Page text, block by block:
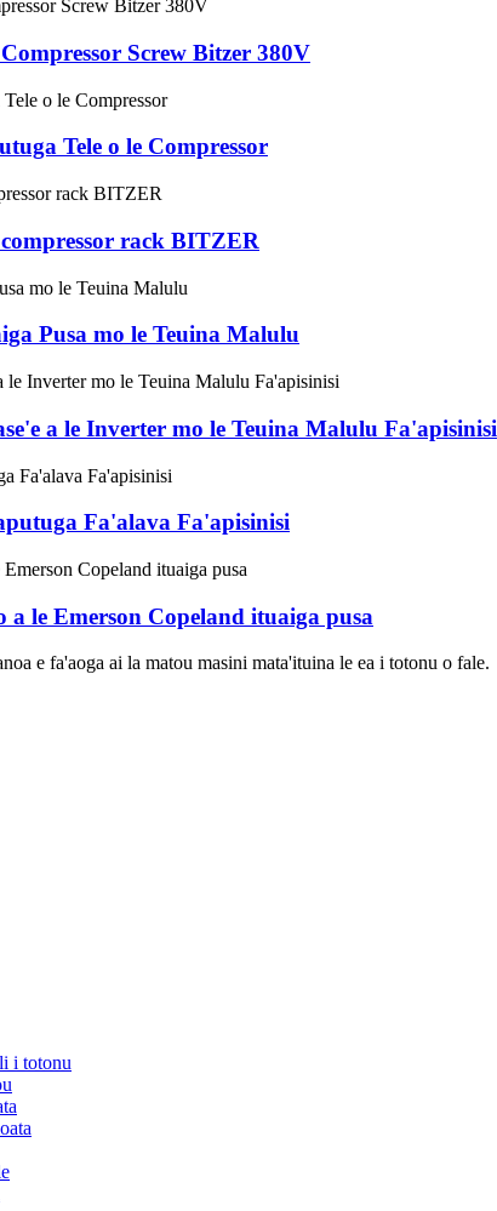
Screw Bitzer 380V
Tele o le Compressor
rack BITZER
Pusa mo le Teuina Malulu
a le Inverter mo le Teuina Malulu Fa'apisinisi
Fa'alava Fa'apisinisi
le Emerson Copeland ituaiga pusa
e fa'aoga ai la matou masini mata'ituina le ea i totonu o fale.
i totonu